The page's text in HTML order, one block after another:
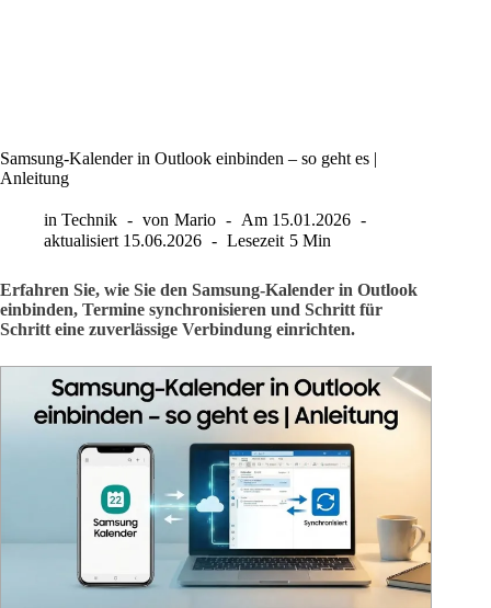
Samsung-Kalender in Outlook einbinden – so geht es |
Anleitung
in Technik von Mario Am 15.01.2026
aktualisiert 15.06.2026 Lesezeit 5 Min
Erfahren Sie, wie Sie den Samsung-Kalender in Outlook
einbinden, Termine synchronisieren und Schritt für
Schritt eine zuverlässige Verbindung einrichten.